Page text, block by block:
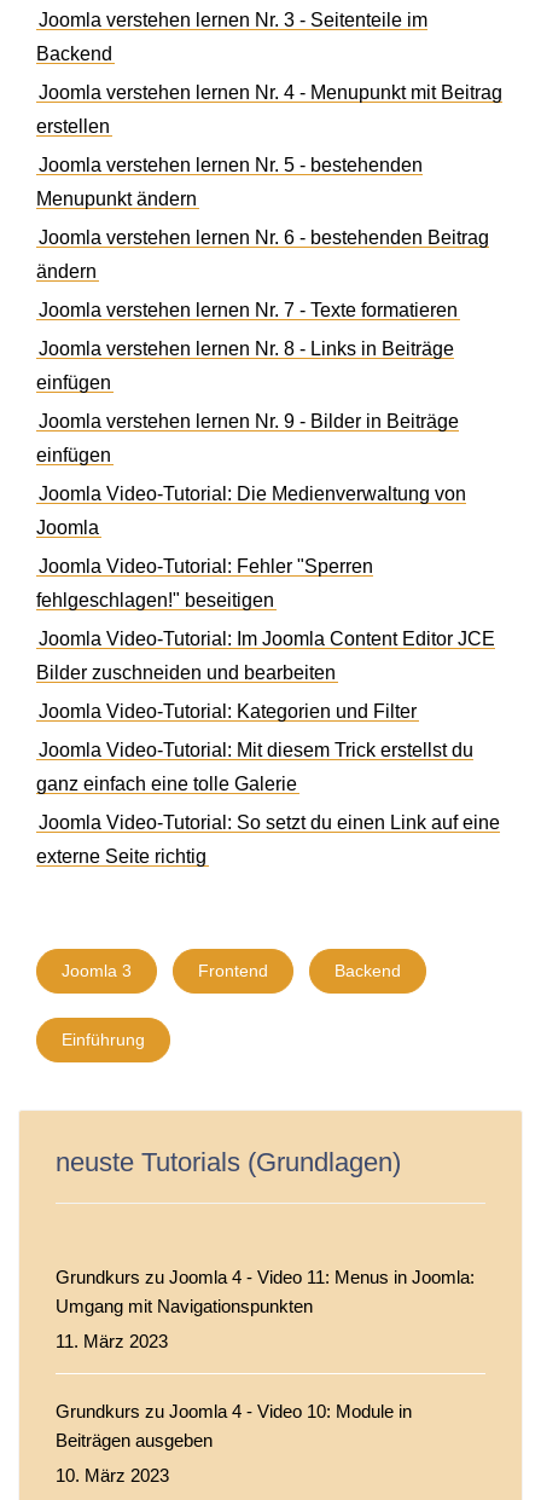
Joomla verstehen lernen Nr. 3 - Seitenteile im
Backend
Joomla verstehen lernen Nr. 4 - Menupunkt mit Beitrag
erstellen
Joomla verstehen lernen Nr. 5 - bestehenden
Menupunkt ändern
Joomla verstehen lernen Nr. 6 - bestehenden Beitrag
ändern
Joomla verstehen lernen Nr. 7 - Texte formatieren
Joomla verstehen lernen Nr. 8 - Links in Beiträge
einfügen
Joomla verstehen lernen Nr. 9 - Bilder in Beiträge
einfügen
Joomla Video-Tutorial: Die Medienverwaltung von
Joomla
Joomla Video-Tutorial: Fehler "Sperren
fehlgeschlagen!" beseitigen
Joomla Video-Tutorial: Im Joomla Content Editor JCE
Bilder zuschneiden und bearbeiten
Joomla Video-Tutorial: Kategorien und Filter
Joomla Video-Tutorial: Mit diesem Trick erstellst du
ganz einfach eine tolle Galerie
Joomla Video-Tutorial: So setzt du einen Link auf eine
externe Seite richtig
Joomla 3 Frontend Backend
Einführung
neuste Tutorials (Grundlagen)
Grundkurs zu Joomla 4 - Video 11: Menus in Joomla:
Umgang mit Navigationspunkten
11. März 2023
Grundkurs zu Joomla 4 - Video 10: Module in
Beiträgen ausgeben
10. März 2023